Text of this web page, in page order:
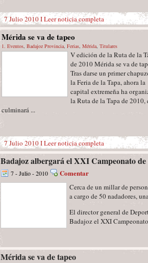
7 Julio 2010 ILeer noticia completa
Mérida se va de tapeo
1. Eventos, Badajoz Provincia, Ferias, Mérida, Titulares
V edición de la Ruta de la
de 2010 Mérida se va de
Tras darse un primer
la Feria de la Tapa, ahora la
capital extremeña ha
la Ruta de la Tapa de 2010,
culminará ...
7 Julio 2010 ILeer noticia completa
Badajoz albergará el XXI Campeonato
7 - Julio - 2010 Comentar
Cerca de un millar de
a cargo de 50 nadadores,
El director general de
Badajoz el XXI
Mérida se va de tapeo